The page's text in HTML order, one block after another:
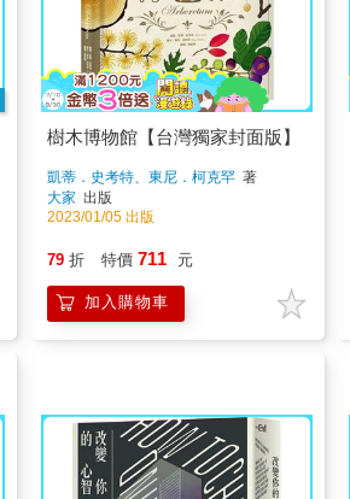
樹木博物館【台灣獨家封面版】
凱蒂．史考特、東尼．柯克罕著
大家 出版
2023/01/05 出版
79 折 特價 711 元
加入購物車